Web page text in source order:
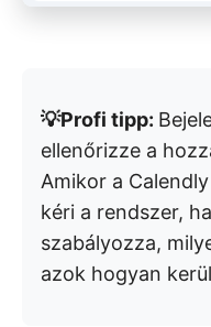
💡Profi tipp:
ellenőrizze a
Amikor a
kéri a rendszer,
szabályozza,
azok hogyan